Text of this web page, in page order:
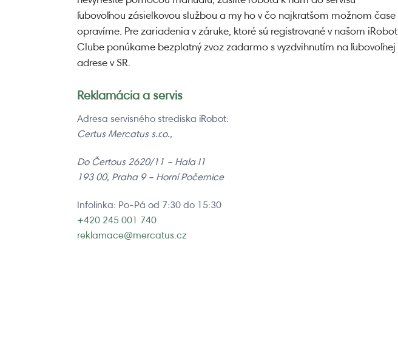
ľubovoľnou zásielkovou službou a my ho v čo najkratšom možnom čase
opravíme. Pre zariadenia v záruke, ktoré sú registrované v našom iRobot
Clube ponúkame bezplatný zvoz zadarmo s vyzdvihnutím na ľubovoľnej
adrese v SR.
Reklamácia a servis
Adresa servisného strediska iRobot:
Certus Mercatus s.r.o.,
Do Čertous 2620/11 – Hala I1
193 00, Praha 9 – Horní Počernice
Infolinka: Po-Pá od 7:30 do 15:30
+420 245 001 740
reklamace@mercatus.cz